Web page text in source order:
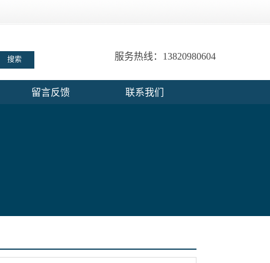
服务热线：13820980604
留言反馈 联系我们